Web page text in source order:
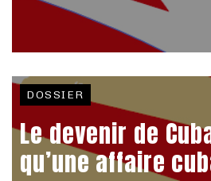
DOSSIER
Le devenir de
qu’une affaire